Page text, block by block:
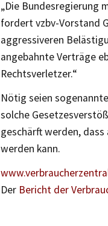
„Die Bundesregierung
fordert vzbv-Vorstand
aggressiveren
angebahnte Verträge
Rechtsverletzer.“
Nötig seien
solche
geschärft werden,
werden kann.
Der Bericht der